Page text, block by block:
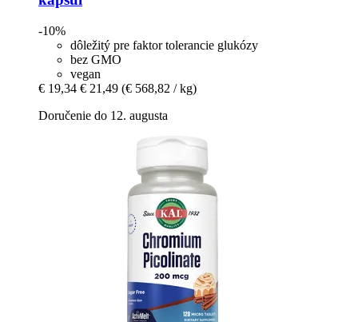
-10%
dôležitý pre faktor tolerancie glukózy
bez GMO
vegan
€ 19,34 € 21,49 (€ 568,82 / kg)
Doručenie do 12. augusta